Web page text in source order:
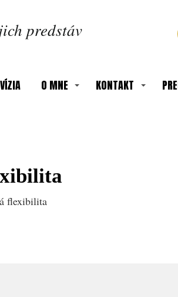
predstáv
VÍZIA O MNE KONTAKT
flexibilita